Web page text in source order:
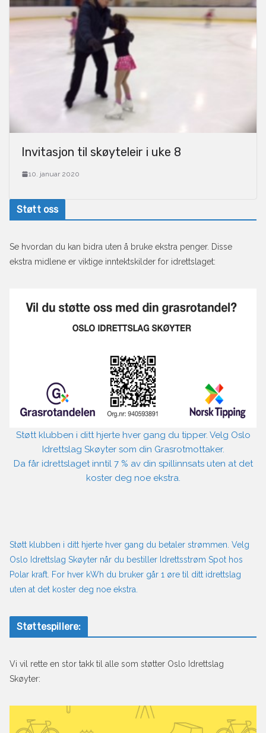
Invitasjon til skøyteleir i uke 8
10. januar 2020
Støtt oss
Se hvordan du kan bidra uten å bruke ekstra penger. Disse
ekstra midlene er viktige inntektskilder for idrettslaget:
Støtt klubben i ditt hjerte hver gang du tipper. Velg Oslo
Idrettslag Skøyter som din Grasrotmottaker.
Da får idrettslaget inntil 7 % av din spillinnsats uten at det
koster deg noe ekstra.
Støtt klubben i ditt hjerte hver gang du betaler strømmen. Velg
Oslo Idrettslag Skøyter når du bestiller Idrettsstrøm Spot hos
Polar kraft. For hver kWh du bruker går 1 øre til ditt idrettslag
uten at det koster deg noe ekstra.
Støttespillere:
Vi vil rette en stor takk til alle som støtter Oslo Idrettslag
Skøyter: